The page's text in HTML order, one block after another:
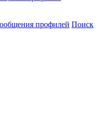
профилей Поиск